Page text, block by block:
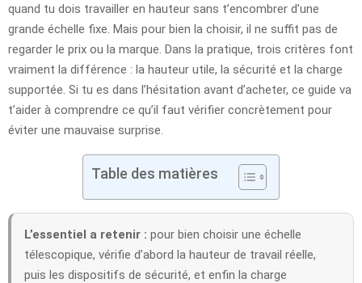
quand tu dois travailler en hauteur sans t’encombrer d’une
grande échelle fixe. Mais pour bien la choisir, il ne suffit pas de
regarder le prix ou la marque. Dans la pratique, trois critères font
vraiment la différence : la hauteur utile, la sécurité et la charge
supportée. Si tu es dans l’hésitation avant d’acheter, ce guide va
t’aider à comprendre ce qu’il faut vérifier concrètement pour
éviter une mauvaise surprise.
Table des matières
L’essentiel a retenir : pour bien choisir une échelle
télescopique, vérifie d’abord la hauteur de travail réelle,
puis les dispositifs de sécurité, et enfin la charge